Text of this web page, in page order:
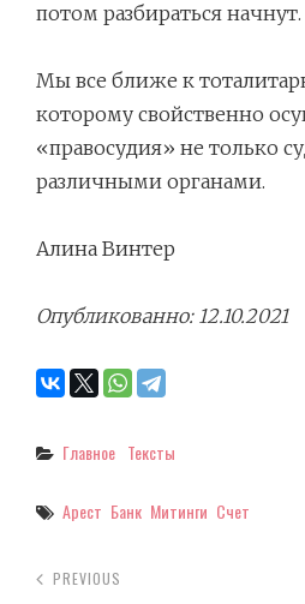
потом разбираться начнут.
Мы все ближе к
которому свойственно
«правосудия» не только
различными органами.
Алина Винтер
Опубликованно: 12.10.2021
Categories
Главное Тексты
Tags
Арест Банк Митинги Счет
PREVIOUS